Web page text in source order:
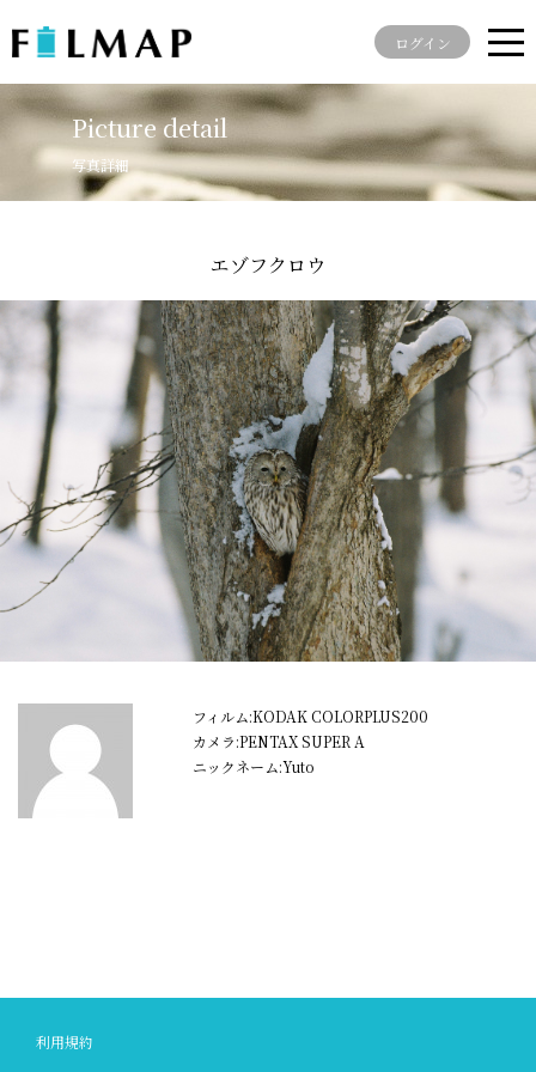
ログイン
Picture detail
写真詳細
エゾフクロウ
フィルム:KODAK COLORPLUS200
カメラ:PENTAX SUPER A
ニックネーム:Yuto
利用規約